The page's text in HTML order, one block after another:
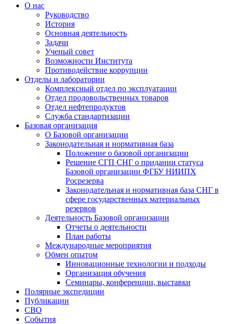
О нас
Руководство
История
Основная деятельность
Задачи
Ученый совет
Возможности Института
Противодействие коррупции
Отделы и лаборатории
Комплексный отдел по эксплуатации
Отдел продовольственных товаров
Отдел нефтепродуктов
Служба стандартизации
Базовая организация
О Базовой организации
Законодательная и нормативная база
Положение о базовой организации
Решение СГП СНГ о придании статуса
Базовой организации ФГБУ НИИПХ
Росрезерва
Законодательная и нормативная база СНГ в
сфере государственных материальных
резервов
Деятельность Базовой организации
Отчеты о деятельности
План работы
Международные мероприятия
Обмен опытом
Инновационные технологии и подходы
Организация обучения
Семинары, конференции, выставки
Полярные экспедиции
Публикации
СВО
События